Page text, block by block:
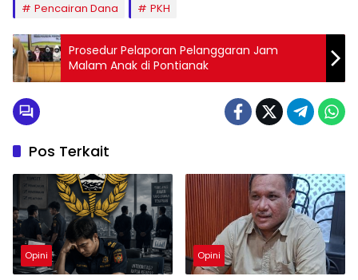
Pencairan Dana
PKH
Prosedur Pelaporan Pelanggaran Jam
Malam Anak di Pontianak
Pos Terkait
Opini Opini